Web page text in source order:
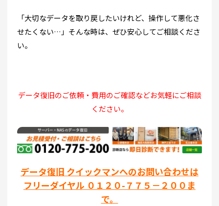
「大切なデータを取り戻したいけれど、操作して悪化さ
せたくない…」そんな時は、ぜひ安心してご相談くださ
い。
データ復旧のご依頼・費用のご確認などお気軽にご相談
ください。
データ復旧 クイックマンへのお問い合わせは
フリーダイヤル ０１２０-７７５－２００ま
で。